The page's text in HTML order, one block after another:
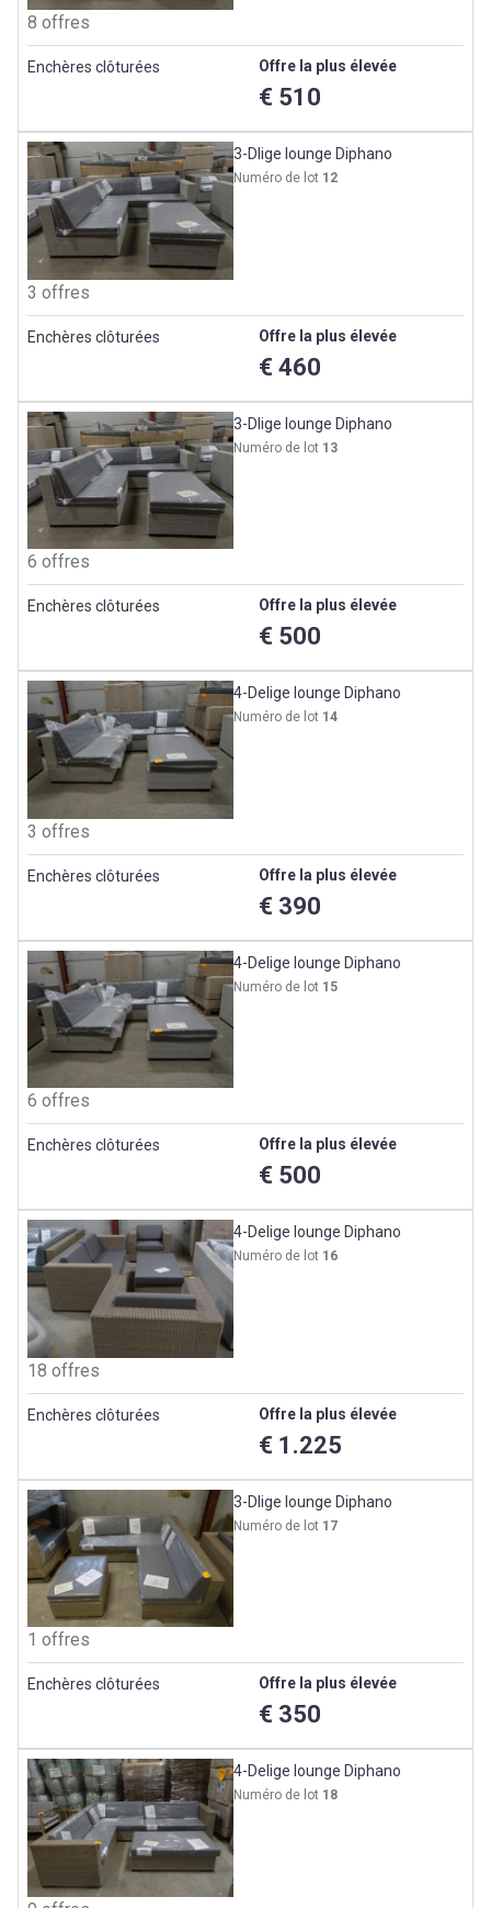
8 offres
Enchères clôturées Offre la plus élevée
€ 510
3-Dlige lounge Diphano
Numéro de lot 12
3 offres
Enchères clôturées Offre la plus élevée
€ 460
3-Dlige lounge Diphano
Numéro de lot 13
6 offres
Enchères clôturées Offre la plus élevée
€ 500
4-Delige lounge Diphano
Numéro de lot 14
3 offres
Enchères clôturées Offre la plus élevée
€ 390
4-Delige lounge Diphano
Numéro de lot 15
6 offres
Enchères clôturées Offre la plus élevée
€ 500
4-Delige lounge Diphano
Numéro de lot 16
18 offres
Enchères clôturées Offre la plus élevée
€ 1.225
3-Dlige lounge Diphano
Numéro de lot 17
1 offres
Enchères clôturées Offre la plus élevée
€ 350
4-Delige lounge Diphano
Numéro de lot 18